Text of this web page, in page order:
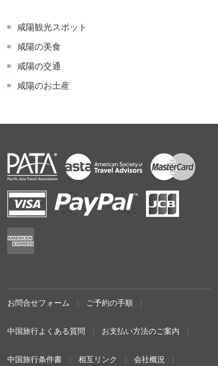
咸陽観光スポット
咸陽の美食
咸陽の交通
咸陽のお土産
お問合せフォーム ご予約の手順
中国旅行よくある質問 お支払い方法のご案内
中国旅行条件書 相互リンク 会社概況